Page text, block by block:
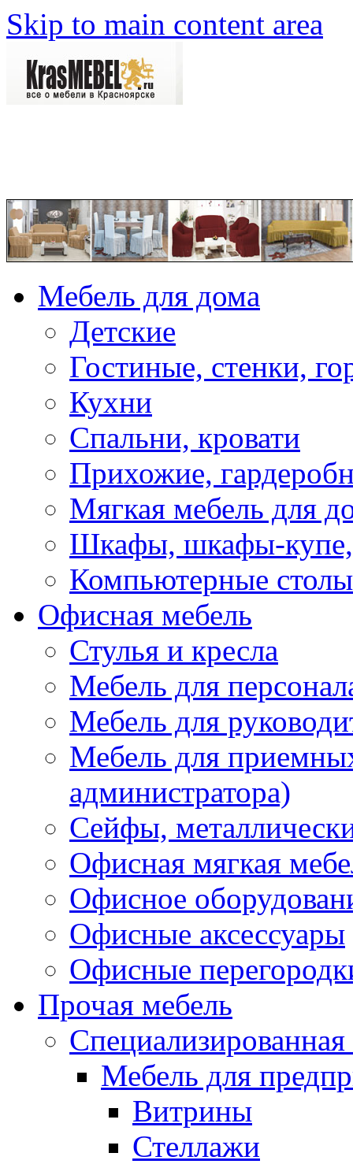
Skip to main content area
Мебель для дома
Детские
Гостиные, стенки,
Кухни
Спальни, кровати
Прихожие,
Мягкая мебель для
Шкафы, шкафы-купе,
Компьютерные столы
Офисная мебель
Стулья и кресла
Мебель для
Мебель для
Мебель для
администратора)
Сейфы,
Офисная мягкая
Офисное
Офисные аксессуары
Офисные
Прочая мебель
Специализированная
Мебель для
Витрины
Стеллажи